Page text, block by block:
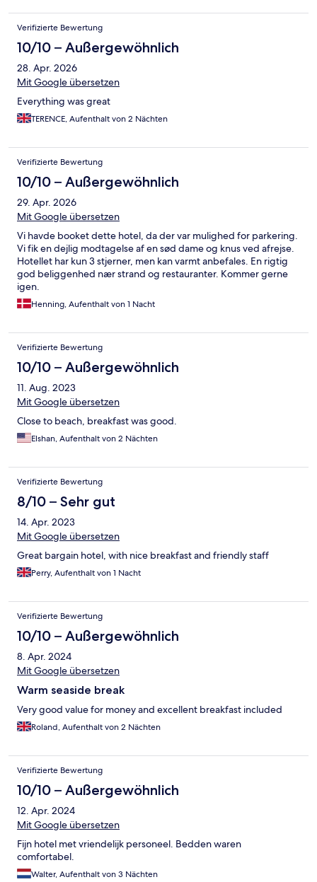
Allerdings finde ich, dass es in der Lage zu erwarten ist, da es am
El Arenal liegt und ich sowas sogar schön finde, wenn etwas
„Leben“ im Hotel ist. Ich konnte trotzdem sehr gut schlafen und
fand es nicht störend. Wer so etwas nicht ertragen kann, sollte
sich ein Zimmer oben auf einem Berg gönnen :D! Auch zu der
Sauberkeit habe ich nichts zu meckern wie einige Rezensenten!
gewesen! Nochmal muchas gracias an das Personal :)
Verifizierte Bewertung
10/10 – Außergewöhnlich
28. Apr. 2026
Mit Google übersetzen
Everything was great
TERENCE, Aufenthalt von 2 Nächten
Verifizierte Bewertung
10/10 – Außergewöhnlich
29. Apr. 2026
Mit Google übersetzen
Vi havde booket dette hotel, da der var mulighed for parkering.
Vi fik en dejlig modtagelse af en sød dame og knus ved afrejse.
Hotellet har kun 3 stjerner, men kan varmt anbefales. En rigtig
god beliggenhed nær strand og restauranter. Kommer gerne
igen.
Henning, Aufenthalt von 1 Nacht
Verifizierte Bewertung
10/10 – Außergewöhnlich
11. Aug. 2023
Mit Google übersetzen
Close to beach, breakfast was good.
Elshan, Aufenthalt von 2 Nächten
Verifizierte Bewertung
8/10 – Sehr gut
14. Apr. 2023
Mit Google übersetzen
Great bargain hotel, with nice breakfast and friendly staff
Perry, Aufenthalt von 1 Nacht
Verifizierte Bewertung
10/10 – Außergewöhnlich
8. Apr. 2024
Mit Google übersetzen
Warm seaside break
Very good value for money and excellent breakfast included
Roland, Aufenthalt von 2 Nächten
Verifizierte Bewertung
10/10 – Außergewöhnlich
12. Apr. 2024
Mit Google übersetzen
Fijn hotel met vriendelijk personeel. Bedden waren
comfortabel.
Walter, Aufenthalt von 3 Nächten